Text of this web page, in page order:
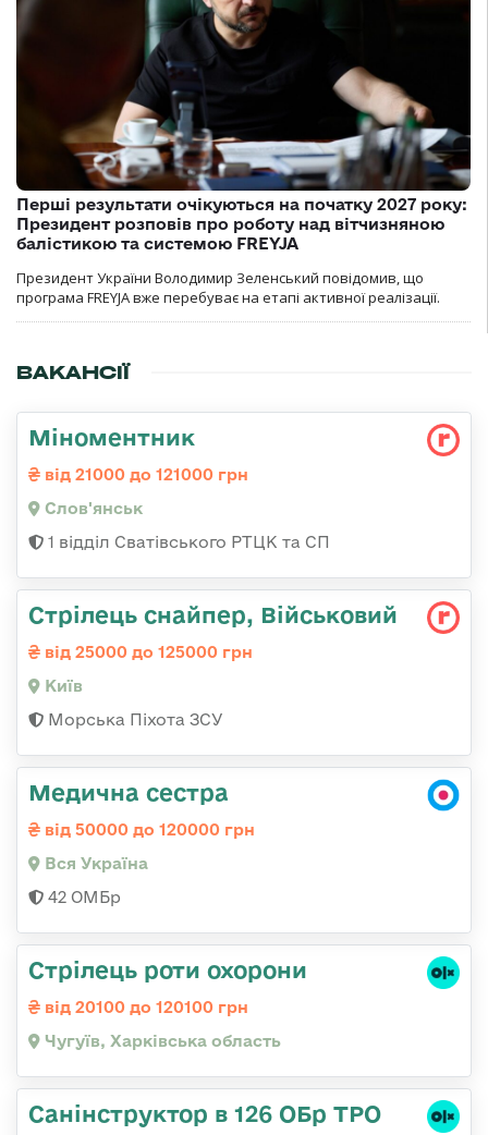
Перші результати очікуються на початку 2027 року:
Президент розповів про роботу над вітчизняною
балістикою та системою FREYJA
Президент України Володимир Зеленський повідомив, що
програма FREYJA вже перебуває на етапі активної реалізації.
ВАКАНСІЇ
Міноментник
від 21000 до 121000 грн
Слов'янськ
1 відділ Сватівського РТЦК та СП
Стрілець снайпер, Військовий
від 25000 до 125000 грн
Київ
Морська Піхота ЗСУ
Медична сестра
від 50000 до 120000 грн
Вся Україна
42 ОМБр
Стрілець роти охорони
від 20100 до 120100 грн
Чугуїв, Харківська область
Санінструктор в 126 ОБр ТРО